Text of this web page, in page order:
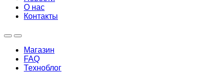
О нас
Контакты
Магазин
FAQ
Техноблог